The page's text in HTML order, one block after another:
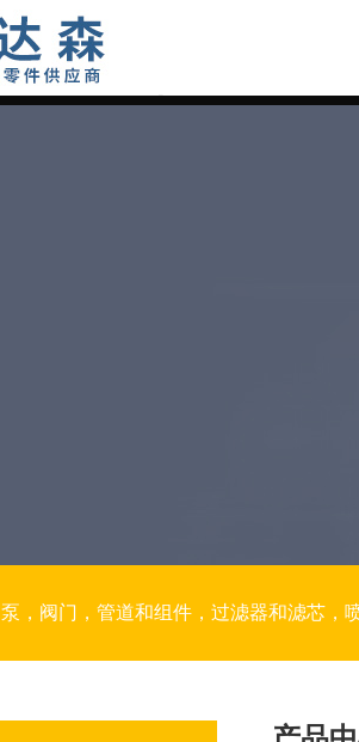
泵，阀门，管道和组件，过滤器和滤芯，